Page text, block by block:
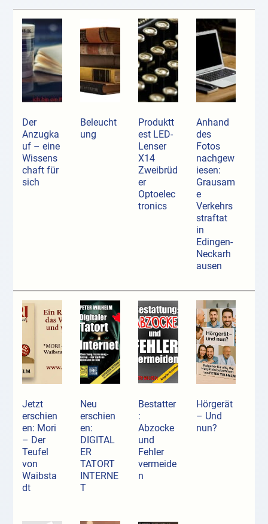
Der
Anzugka
uf ­– eine
Wissens
chaft für
sich
Beleucht
ung
Produktt
est LED-
Lenser
X14
Zweibrüd
er
Optoelec
tronics
Anhand
des
Fotos
nachgew
iesen:
Grausam
e
Verkehrs
straftat
in
Edingen-
Neckarh
ausen
Jetzt
erschien
en: Mori
– Der
Teufel
von
Waibsta
dt
Neu
erschien
en:
DIGITAL
ER
TATORT
INTERNE
T
Bestatter
:
Abzocke
und
Fehler
vermeide
n
Hörgerät
– Und
nun?